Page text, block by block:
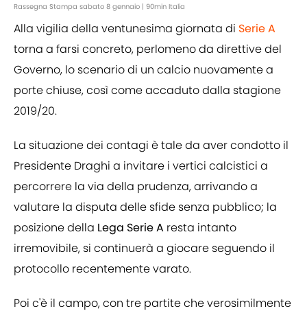
Rassegna Stampa sabato 8 gennaio | 90min Italia
Alla vigilia della ventunesima giornata di Serie A
torna a farsi concreto, perlomeno da direttive del
Governo, lo scenario di un calcio nuovamente a
porte chiuse, così come accaduto dalla stagione
2019/20.
La situazione dei contagi è tale da aver condotto il
Presidente Draghi a invitare i vertici calcistici a
percorrere la via della prudenza, arrivando a
valutare la disputa delle sfide senza pubblico; la
posizione della Lega Serie A resta intanto
irremovibile, si continuerà a giocare seguendo il
protocollo recentemente varato.
Poi c'è il campo, con tre partite che verosimilmente